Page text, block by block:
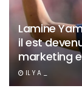
Lamine
il est
marketing
IL Y A _